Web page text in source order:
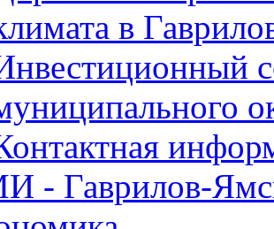
в
- Гаврилов-